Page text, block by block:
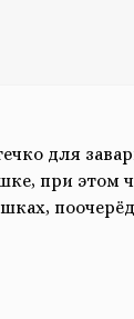
для
при этом